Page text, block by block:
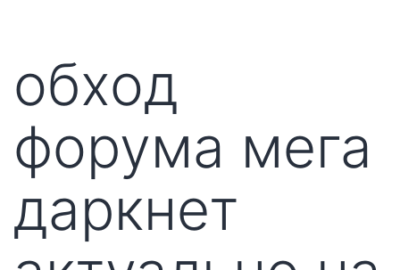
обход
форума мега
даркнет